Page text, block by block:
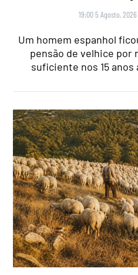
19:00 5 Agosto, 2026
Um homem espanhol
pensão de velhice por
suficiente nos 15